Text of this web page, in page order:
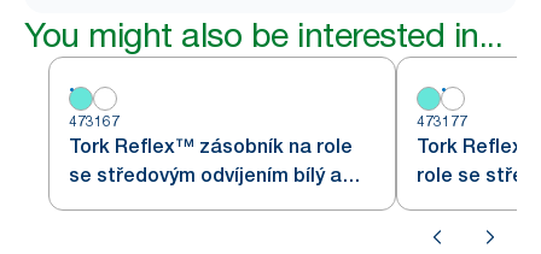
You might also be interested in...
473167
Tork Reflex™ zásobník na role
se středovým odvíjením bílý a
tyrkysový M3
473177
Tork
role se
M3